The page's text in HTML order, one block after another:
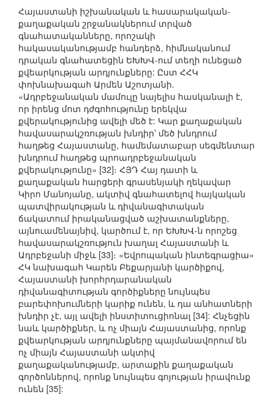
Հայաստանի իշխանական և հասարակական-
քաղաքական շրջանակներում տրված
գնահատականները, որոշակի
հակասականությամբ հանդերձ, հիմնականում
դրական գնահատեցին ԵԽԽՎ-ում տեղի ունեցած
քվեարկության արդյունքները: Ըստ ՀՀԿ
փոխնախագահ Արմեն Աշոտյանի.
«Ադրբեջանական մամուլը նայելիս հասկանալի է,
որ իրենց մոտ դժգոհությունը երեկվա
քվերակությունից ավելի մեծ է: Կար քաղաքական
հավասարակշռության խնդիր՝ մեծ խնդրում
հաղթեց Հայաստանը, համեմատաբար սեգմենտար
խնդրում հաղթեց պրոադրբեջանական
քվերակությունը» [32]։ ՀՅԴ Հայ դատի և
քաղաքական հարցերի գրասենյակի ղեկավար
Կիրո Մանոյանը, ակտիվ գնահատելով հայկական
պատվիրակության և դիվանագիտական
ճակատում իրականացված աշխատանքները,
այնուամենայնիվ, կարծում է, որ ԵԽԽՎ-ն որոշեց
հավասարակշռություն խաղալ Հայաստանի և
Ադրբեջանի միջև [33]։ «Եվրոպական ինտեգրացիա»
ՀԿ նախագահ Կարեն Բեքարյանի կարծիքով,
Հայաստանի խորհրդարանական
դիվանագիտության գործիքները նույնպես
բարեփոխումների կարիք ունեն, և դա անհատների
խնդիր չէ, այլ ավելի ինստիտուցիոնալ [34]: Հնչեցին
նաև կարծիքներ, և ոչ միայն Հայաստանից, որոնք
քվեարկության արդյունքները պայմանավորում են
ոչ միայն Հայաստանի ակտիվ
քաղաքականությամբ, արտաքին քաղաքական
գործոններով, որոնք նույնպես գոյության իրավունք
ունեն [35]: